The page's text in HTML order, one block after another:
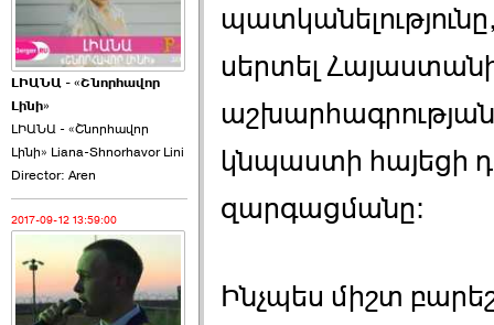
ԼԻԱՆԱ - «Շնորհավոր
Լինի»
ԼԻԱՆԱ - «Շնորհավոր
Լինի» Liana-Shnorhavor Lini
Director: Aren
2017-09-12 13:59:00
սերտել
կնպաստի հայեցի
զարգացմանը։
Ինչպես միշտ